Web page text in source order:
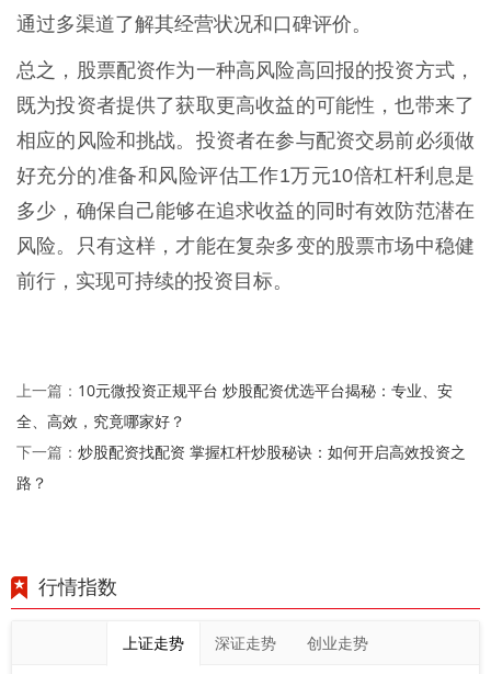
通过多渠道了解其经营状况和口碑评价。
总之，股票配资作为一种高风险高回报的投资方式，
既为投资者提供了获取更高收益的可能性，也带来了
相应的风险和挑战。投资者在参与配资交易前必须做
好充分的准备和风险评估工作1万元10倍杠杆利息是
多少，确保自己能够在追求收益的同时有效防范潜在
风险。只有这样，才能在复杂多变的股票市场中稳健
前行，实现可持续的投资目标。
上一篇： 10元微投资正规平台 炒股配资优选平台揭秘：专业、安
全、高效，究竟哪家好？
下一篇： 炒股配资找配资 掌握杠杆炒股秘诀：如何开启高效投资之
路？
行情指数
上证走势 深证走势 创业走势